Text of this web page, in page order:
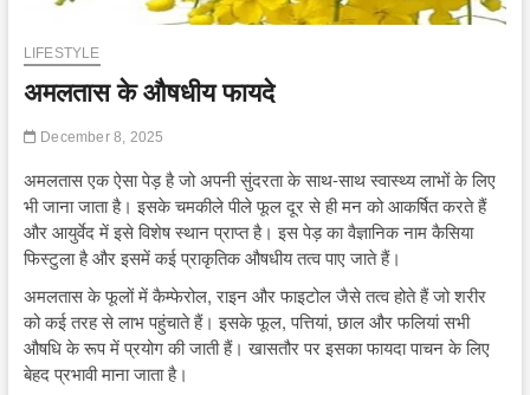
LIFESTYLE
अमलतास के औषधीय फायदे
December 8, 2025
अमलतास एक ऐसा पेड़ है जो अपनी सुंदरता के साथ-साथ स्वास्थ्य लाभों के लिए
भी जाना जाता है। इसके चमकीले पीले फूल दूर से ही मन को आकर्षित करते हैं
और आयुर्वेद में इसे विशेष स्थान प्राप्त है। इस पेड़ का वैज्ञानिक नाम कैसिया
फिस्टुला है और इसमें कई प्राकृतिक औषधीय तत्व पाए जाते हैं।
अमलतास के फूलों में कैम्फेरोल, राइन और फाइटोल जैसे तत्व होते हैं जो शरीर
को कई तरह से लाभ पहुंचाते हैं। इसके फूल, पत्तियां, छाल और फलियां सभी
औषधि के रूप में प्रयोग की जाती हैं। खासतौर पर इसका फायदा पाचन के लिए
बेहद प्रभावी माना जाता है।